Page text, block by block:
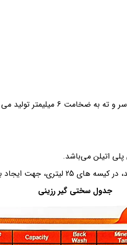
اتیلن می‌باشد.
دانه بندی ضد اسید هستند.
جدول سختی گیر رزینی